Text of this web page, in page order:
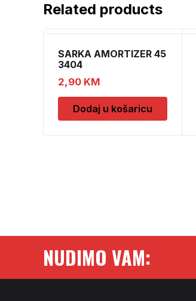
Related products
SARKA AMORTIZER 45
3404
2,90 KM
Dodaj u košaricu
NUDIMO VAM: